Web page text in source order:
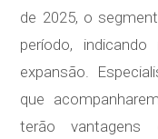
de 2025, o
período,
expansão.
que
terão vantagens